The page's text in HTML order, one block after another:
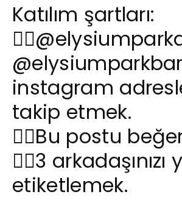
Katılım şartları:
👉🏻
instagram
takip etmek.
👉🏻Bu postu
👉🏻3
etiketlemek.